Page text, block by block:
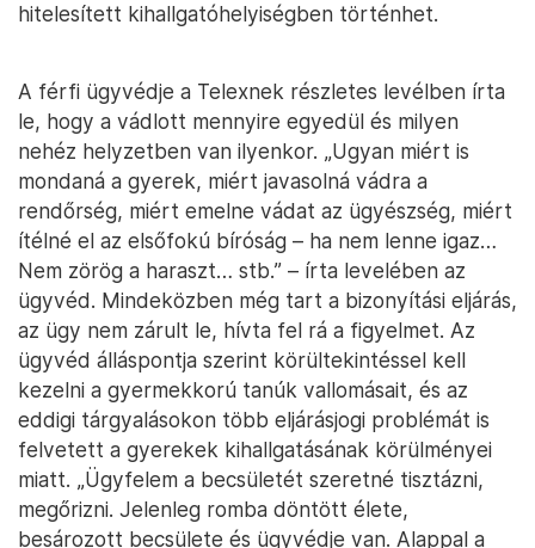
hitelesített kihallgatóhelyiségben történhet.
A férfi ügyvédje a Telexnek részletes levélben írta
le, hogy a vádlott mennyire egyedül és milyen
nehéz helyzetben van ilyenkor. „Ugyan miért is
mondaná a gyerek, miért javasolná vádra a
rendőrség, miért emelne vádat az ügyészség, miért
ítélné el az elsőfokú bíróság – ha nem lenne igaz…
Nem zörög a haraszt… stb.” – írta levelében az
ügyvéd. Mindeközben még tart a bizonyítási eljárás,
az ügy nem zárult le, hívta fel rá a figyelmet. Az
ügyvéd álláspontja szerint körültekintéssel kell
kezelni a gyermekkorú tanúk vallomásait, és az
eddigi tárgyalásokon több eljárásjogi problémát is
felvetett a gyerekek kihallgatásának körülményei
miatt. „Ügyfelem a becsületét szeretné tisztázni,
megőrizni. Jelenleg romba döntött élete,
besározott becsülete és ügyvédje van. Alappal a